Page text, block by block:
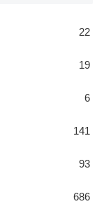
22
19
6
141
93
686